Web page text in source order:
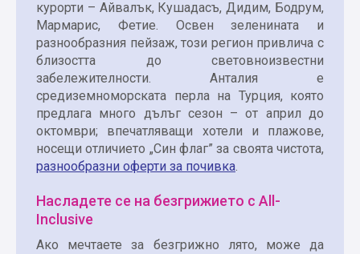
курорти – Айвалък, Кушадасъ, Дидим, Бодрум,
Мармарис, Фетие. Освен зеленината и
разнообразния пейзаж, този регион привлича с
близостта до световноизвестни
забележителности. Анталия е
средиземноморската перла на Турция, която
предлага много дълъг сезон – от април до
октомври; впечатляващи хотели и плажове,
носещи отличието „Син флаг” за своята чистота,
разнообразни оферти за почивка.
Насладете се на безгрижието с All-
Inclusive
Ако мечтаете за безгрижно лято, може да